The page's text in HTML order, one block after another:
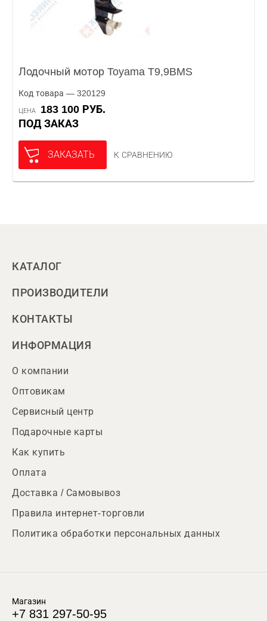
Лодочный мотор Toyama T9,9BMS
Код товара — 320129
ЦЕНА
183 100 РУБ.
ПОД ЗАКАЗ
ЗАКАЗАТЬ К СРАВНЕНИЮ
КАТАЛОГ
ПРОИЗВОДИТЕЛИ
КОНТАКТЫ
ИНФОРМАЦИЯ
О компании
Оптовикам
Сервисный центр
Подарочные карты
Как купить
Оплата
Доставка / Самовывоз
Правила интернет-торговли
Политика обработки персональных данных
Магазин
+7 831 297-50-95